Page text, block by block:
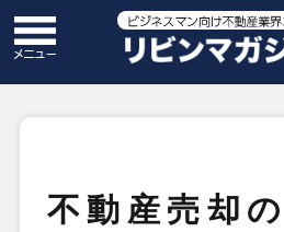
不動産売却